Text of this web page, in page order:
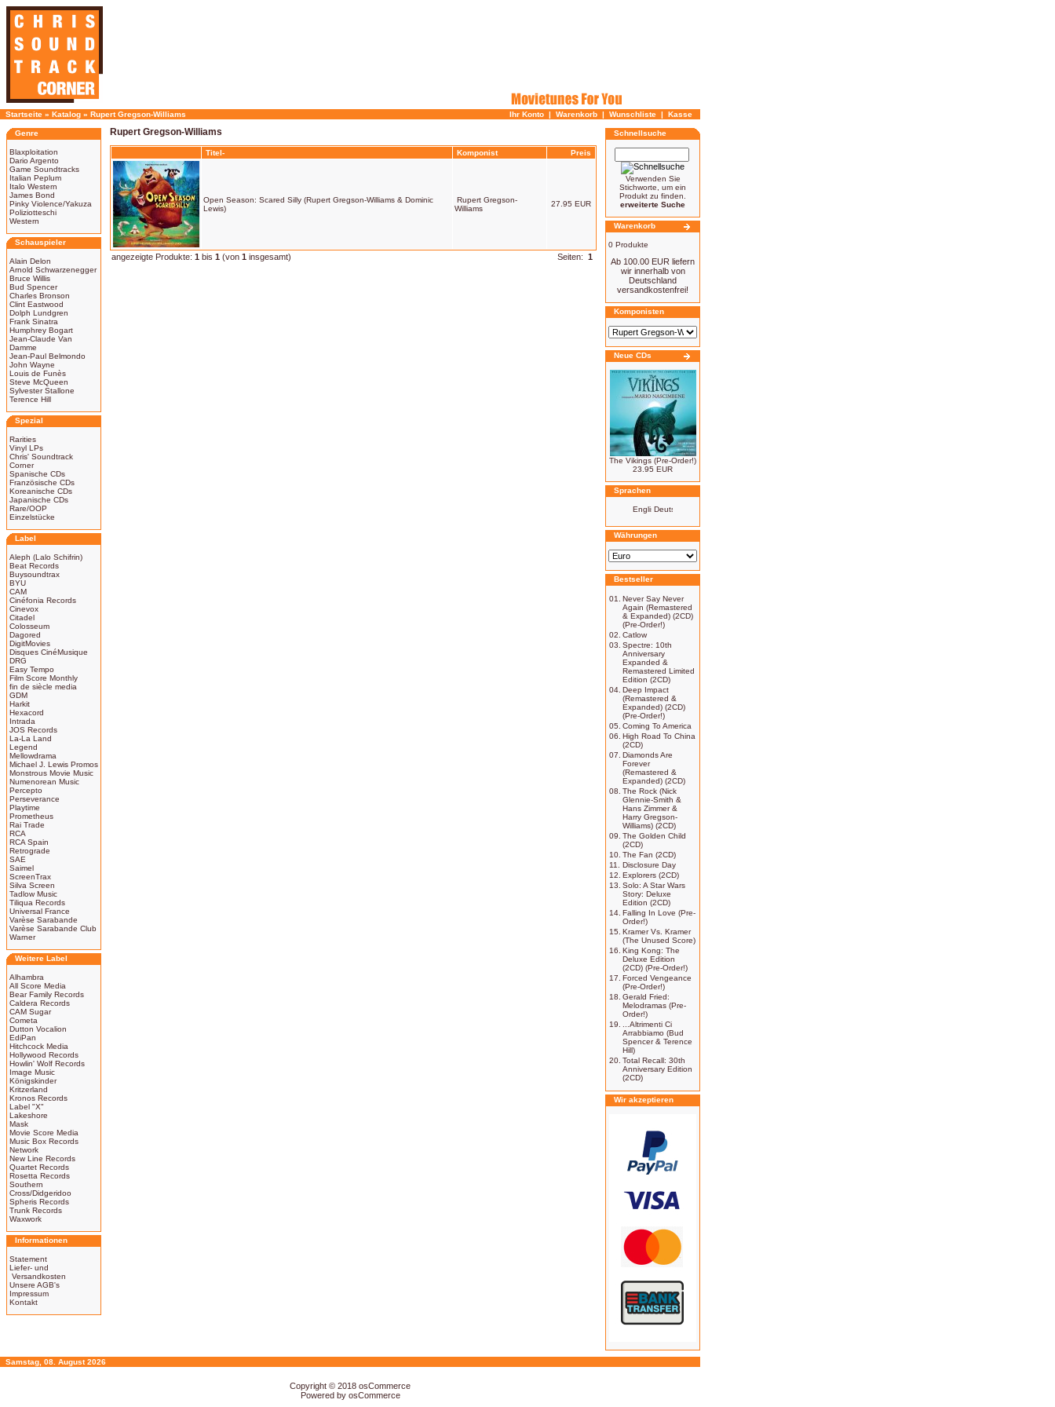
Startseite » Katalog » Rupert Gregson-Williams Ihr Konto | Warenkorb | Wunschliste | Kasse
Genre
Blaxploitation
Dario Argento
Game Soundtracks
Italian Peplum
Italo Western
James Bond
Pinky Violence/Yakuza
Poliziotteschi
Western
Schauspieler
Alain Delon
Arnold Schwarzenegger
Bruce Willis
Bud Spencer
Charles Bronson
Clint Eastwood
Dolph Lundgren
Frank Sinatra
Humphrey Bogart
Jean-Claude Van
Damme
Jean-Paul Belmondo
John Wayne
Louis de Funès
Steve McQueen
Sylvester Stallone
Terence Hill
Spezial
Rarities
Vinyl LPs
Chris' Soundtrack
Corner
Spanische CDs
Französische CDs
Koreanische CDs
Japanische CDs
Rare/OOP
Einzelstücke
Label
Aleph (Lalo Schifrin)
Beat Records
Buysoundtrax
BYU
CAM
Cinéfonia Records
Cinevox
Citadel
Colosseum
Dagored
DigitMovies
Disques CinéMusique
DRG
Easy Tempo
Film Score Monthly
fin de siècle media
GDM
Harkit
Hexacord
Intrada
JOS Records
La-La Land
Legend
Mellowdrama
Michael J. Lewis Promos
Monstrous Movie Music
Numenorean Music
Percepto
Perseverance
Playtime
Prometheus
Rai Trade
RCA
RCA Spain
Retrograde
SAE
Saimel
ScreenTrax
Silva Screen
Tadlow Music
Tiliqua Records
Universal France
Varèse Sarabande
Varèse Sarabande Club
Warner
Weitere Label
Alhambra
All Score Media
Bear Family Records
Caldera Records
CAM Sugar
Cometa
Dutton Vocalion
EdiPan
Hitchcock Media
Hollywood Records
Howlin' Wolf Records
Image Music
Königskinder
Kritzerland
Kronos Records
Label "X"
Lakeshore
Mask
Movie Score Media
Music Box Records
Network
New Line Records
Quartet Records
Rosetta Records
Southern
Cross/Didgeridoo
Spheris Records
Trunk Records
Waxwork
Informationen
Statement
Liefer- und
Versandkosten
Unsere AGB's
Impressum
Kontakt
Rupert Gregson-Williams
Titel- Komponist Preis
Open Season: Scared Silly (Rupert Gregson-Williams & Dominic
Lewis)
Rupert Gregson-
Williams
27.95 EUR
angezeigte Produkte: 1 bis 1 (von 1 insgesamt) Seiten: 1
Schnellsuche
Verwenden Sie
Stichworte, um ein
Produkt zu finden.
erweiterte Suche
Warenkorb
0 Produkte
Ab 100.00 EUR liefern
wir innerhalb von
Deutschland
versandkostenfrei!
Komponisten
Neue CDs
The Vikings (Pre-Order!)
23.95 EUR
Sprachen
Währungen
Bestseller
01.
Never Say Never
Again (Remastered
& Expanded) (2CD)
(Pre-Order!)
02. Catlow
03. Spectre: 10th
Anniversary
Expanded &
Remastered Limited
Edition (2CD)
04. Deep Impact
(Remastered &
Expanded) (2CD)
(Pre-Order!)
05. Coming To America
06. High Road To China
(2CD)
07. Diamonds Are
Forever
(Remastered &
Expanded) (2CD)
08. The Rock (Nick
Glennie-Smith &
Hans Zimmer &
Harry Gregson-
Williams) (2CD)
09. The Golden Child
(2CD)
10. The Fan (2CD)
11.
Disclosure Day
12. Explorers (2CD)
13. Solo: A Star Wars
Story: Deluxe
Edition (2CD)
14. Falling In Love (Pre-
Order!)
15. Kramer Vs. Kramer
(The Unused Score)
16. King Kong: The
Deluxe Edition
(2CD) (Pre-Order!)
17. Forced Vengeance
(Pre-Order!)
18. Gerald Fried:
Melodramas (Pre-
Order!)
19.
...Altrimenti Ci
Arrabbiamo (Bud
Spencer & Terence
Hill)
20. Total Recall: 30th
Anniversary Edition
(2CD)
Wir akzeptieren
Samstag, 08. August 2026
Copyright © 2018 osCommerce
Powered by osCommerce